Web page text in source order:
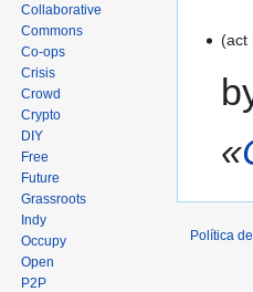
act
«
Collaborative
Commons
Co-ops
Crisis
Crowd
Crypto
DIY
Free
Future
Grassroots
Indy
Occupy
Open
P2P
Política